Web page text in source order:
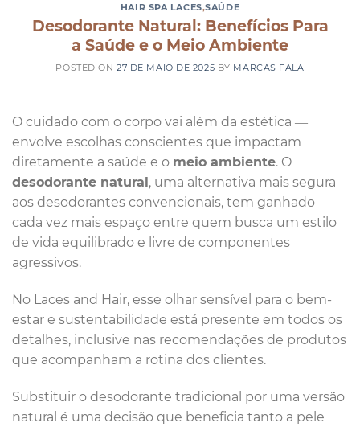
HAIR SPA LACES,SAÚDE
Desodorante Natural: Benefícios Para
a Saúde e o Meio Ambiente
POSTED ON27 DE MAIO DE 2025 BY MARCAS FALA
O cuidado com o corpo vai além da estética —
envolve escolhas conscientes que impactam
diretamente a saúde e o meio ambiente. O
desodorante natural, uma alternativa mais segura
aos desodorantes convencionais, tem ganhado
cada vez mais espaço entre quem busca um estilo
de vida equilibrado e livre de componentes
agressivos.
No Laces and Hair, esse olhar sensível para o bem-
estar e sustentabilidade está presente em todos os
detalhes, inclusive nas recomendações de produtos
que acompanham a rotina dos clientes.
Substituir o desodorante tradicional por uma versão
natural é uma decisão que beneficia tanto a pele